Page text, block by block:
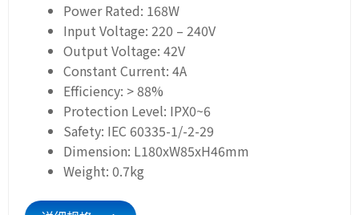
Power Rated: 168W
Input Voltage: 220 – 240V
Output Voltage: 42V
Constant Current: 4A
Efficiency: > 88%
Protection Level: IPX0~6
Safety: IEC 60335-1/-2-29
Dimension: L180xW85xH46mm
Weight: 0.7kg